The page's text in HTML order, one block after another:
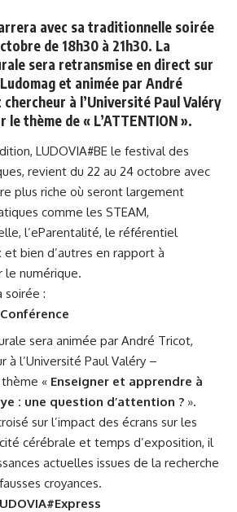
avec sa traditionnelle soirée
de 18h30 à 21h30. La
sera retransmise en direct sur
et animée par André
à l’Université Paul Valéry
le thème de « L’ATTENTION».
LUDOVIA#BE le festival des
revient du 22 au 24 octobre avec
plus riche où seront largement
comme les STEAM,
l’eParentalité, le référentiel
et bien d’autres en rapport à
le numérique.
soirée :
Conférence
sera animée par André Tricot,
à l’Université Paul Valéry –
« Enseigner et apprendre à
: une question d’attention ? ».
sur l’impact des écrans sur les
cérébrale et temps d’exposition, il
actuelles issues de la recherche
croyances.